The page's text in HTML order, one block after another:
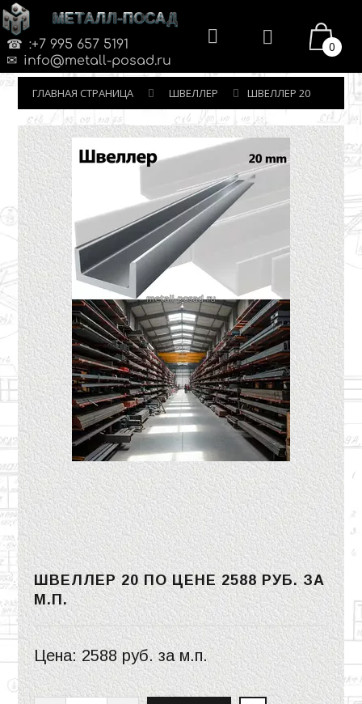
МЕТАЛЛ-ПОСАД
:+7 995 657 5191
info@metall-posad.ru
0
ГЛАВНАЯ СТРАНИЦА ШВЕЛЛЕР ШВЕЛЛЕР 20
ШВЕЛЛЕР 20 ПО ЦЕНЕ2588 РУБ.ЗА
М.П.
Цена:2588 руб.за м.п.